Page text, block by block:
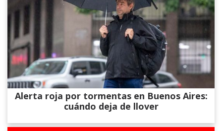
Alerta roja por tormentas en Buenos Aires:
cuándo deja de llover